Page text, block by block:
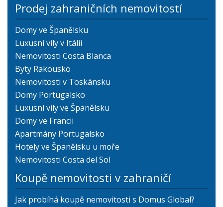
Prodej zahraničních nemovitostí
Domy ve Španělsku
Luxusní vily v Itálii
Nemovitosti Costa Blanca
Byty Rakousko
Nemovitosti v Toskánsku
Domy Portugalsko
Luxusní vily ve Španělsku
Domy ve Francii
Apartmány Portugalsko
Hotely ve Španělsku u moře
Nemovitosti Costa del Sol
Koupě nemovitosti v zahraničí
Jak probíhá koupě nemovitosti s Domus Global?